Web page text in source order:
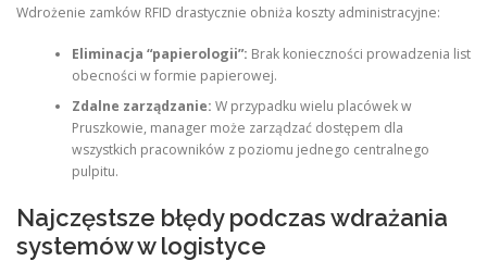
Wdrożenie zamków RFID drastycznie obniża koszty administracyjne:
Eliminacja “papierologii”: Brak konieczności prowadzenia list
obecności w formie papierowej.
Zdalne zarządzanie: W przypadku wielu placówek w
Pruszkowie, manager może zarządzać dostępem dla
wszystkich pracowników z poziomu jednego centralnego
pulpitu.
Najczęstsze błędy podczas wdrażania
systemów w logistyce